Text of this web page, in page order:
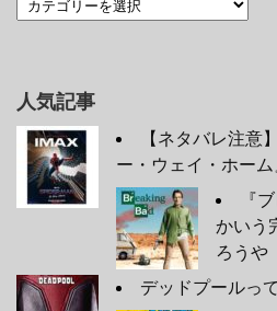
人気記事
【ネタバレ注意
ー・ウェイ・ホー
『
かいう
ろうや
デッドプールっ